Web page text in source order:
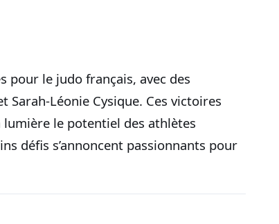
pour le judo français, avec des
Léonie Cysique. Ces victoires
le potentiel des athlètes
défis s’annoncent passionnants pour